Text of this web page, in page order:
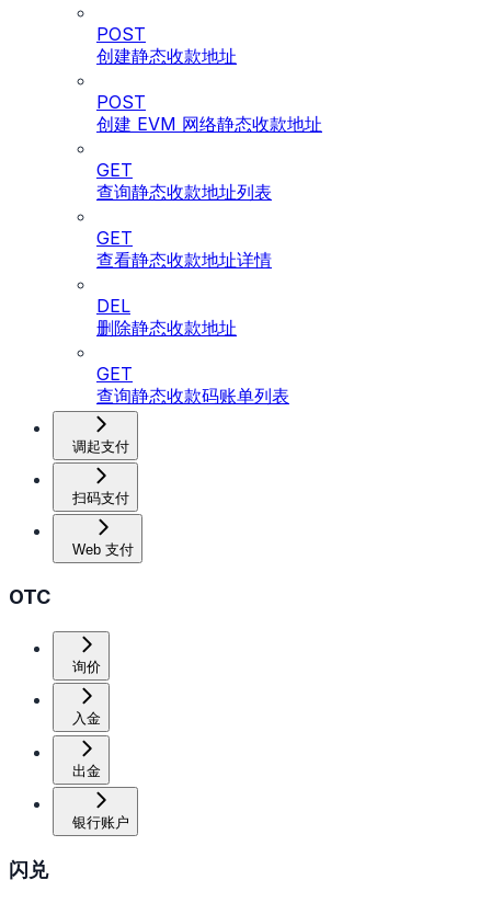
POST
创建静态收款地址
POST
创建 EVM 网络静态收款地址
GET
查询静态收款地址列表
GET
查看静态收款地址详情
DEL
删除静态收款地址
GET
查询静态收款码账单列表
调起支付
扫码支付
Web 支付
OTC
询价
入金
出金
银行账户
闪兑